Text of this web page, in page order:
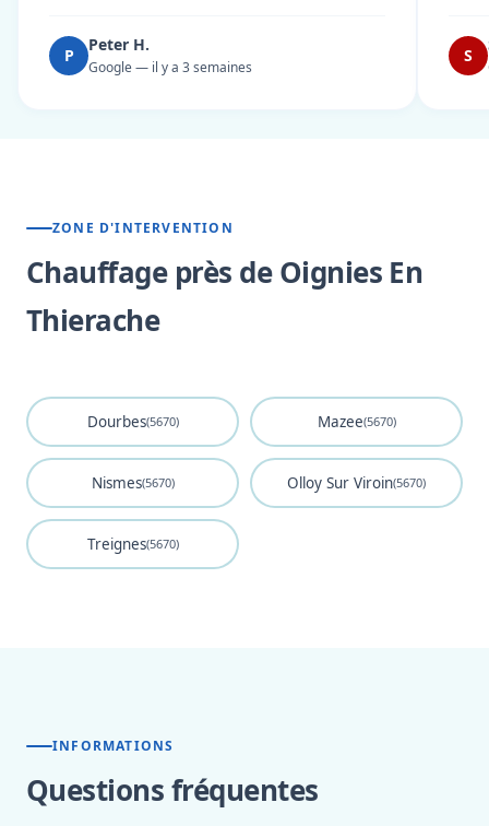
P
Peter H.
Google — il y a 3 semaines
S
ZONE D'INTERVENTION
Chauffage près de Oignies En
Thierache
Dourbes(5670) Mazee(5670)
Nismes(5670) Olloy Sur Viroin(5670)
Treignes(5670)
INFORMATIONS
Questions fréquentes